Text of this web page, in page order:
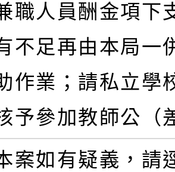
職人員酬金項下
不足再由本局一
作業；請私立學
予參加教師公（
案如有疑義，請